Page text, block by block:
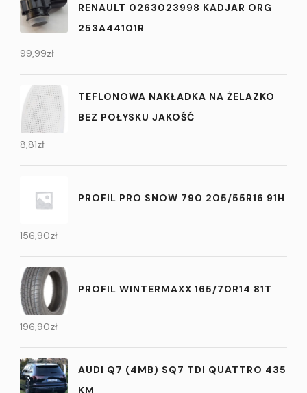
RENAULT 0263023998 KADJAR ORG
253A44101R
99,99zł
TEFLONOWA NAKŁADKA NA ŻELAZKO
BEZ POŁYSKU JAKOŚĆ
8,81zł
PROFIL PRO SNOW 790 205/55R16 91H
156,90zł
PROFIL WINTERMAXX 165/70R14 81T
196,90zł
AUDI Q7 (4MB) SQ7 TDI QUATTRO 435
KM